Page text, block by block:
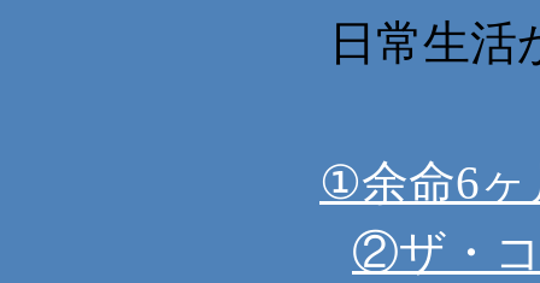
日常生
①余命6ヶ
②ザ・